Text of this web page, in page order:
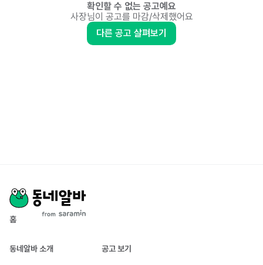
확인할 수 없는 공고예요
사장님이 공고를 마감/삭제했어요
다른 공고 살펴보기
홈
동네알바 소개 공고 보기